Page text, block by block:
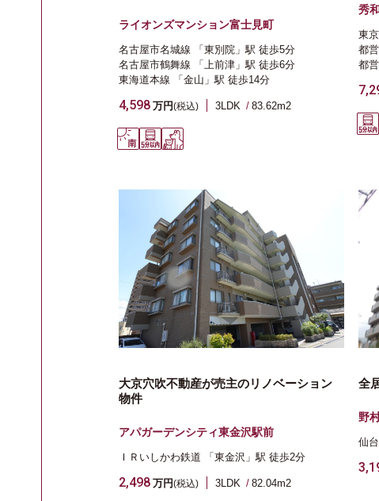
ライオンズマンション富士見町
名古屋市名城線 「東別院」駅 徒歩5分
名古屋市鶴舞線
「上前津」駅 徒歩6分
東海道本線
「金山」駅 徒歩14分
4,598 万円(税込) 3LDK 83.62m2
秀
東
都
都
大京穴吹不動産が売主のリノベーション
物件
アパガーデンシティ東金沢駅前
ＩＲいしかわ鉄道 「東金沢」駅 徒歩2分
2,498 万円(税込) 3LDK 82.04m2
全
野
仙